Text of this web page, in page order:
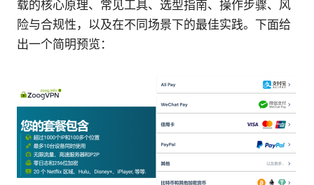
载的核心原理、常见工具、选型指南、操作步骤、风
险与合规性，以及在不同场景下的最佳实践。下面给
出一个简明预览：